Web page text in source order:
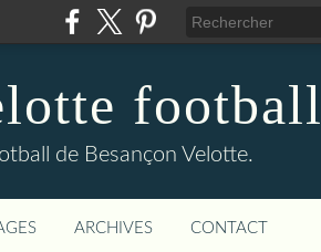
football
de Besançon Velotte.
ARCHIVES CONTACT